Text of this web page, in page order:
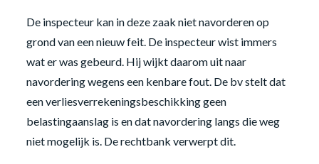
De inspecteur kan in deze zaak niet navorderen op
grond van een nieuw feit. De inspecteur wist immers
wat er was gebeurd. Hij wijkt daarom uit naar
navordering wegens een kenbare fout. De bv stelt dat
een verliesverrekeningsbeschikking geen
belastingaanslag is en dat navordering langs die weg
niet mogelijk is. De rechtbank verwerpt dit.